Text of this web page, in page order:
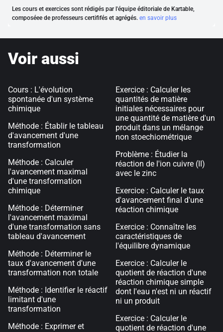
Les cours et exercices sont rédigés par l'équipe éditoriale de Kartable,
composéee de professeurs certififés et agrégés. en savoir plus
Voir aussi
Cours : L'évolution
spontanée d'un système
chimique
Méthode : Établir le tableau
d'avancement d'une
transformation
Méthode : Calculer
l'avancement maximal
d'une transformation
chimique
Méthode : Déterminer
l'avancement maximal
d'une transformation sans
tableau d'avancement
Méthode : Déterminer le
taux d'avancement d'une
transformation non totale
Méthode : Identifier le réactif
limitant d'une
transformation
Méthode : Exprimer et
Exercice : Calculer les
quantités de matière
initiales nécessaires pour
une quantité de matière d'un
produit dans un mélange
non stoechiométrique
Problème : Étudier la
réaction de l'ion cuivre (II)
avec le zinc
Exercice : Calculer le taux
d'avancement final d'une
réaction chimique
Exercice : Connaître les
caractéristiques de
l'équilibre dynamique
Exercice : Calculer le
quotient de réaction d'une
réaction chimique simple
dont l'eau n'est ni un réactif
ni un produit
Exercice : Calculer le
quotient de réaction d'une